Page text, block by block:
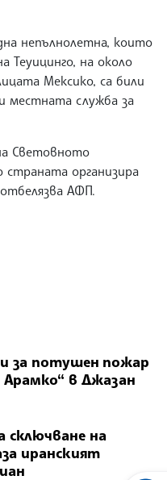
непълнолетна, които
Теуицинго, на около
Мексико, са били
местната служба за
Световното
организира
АФП.
за потушен пожар
в Джазан
на
иранският